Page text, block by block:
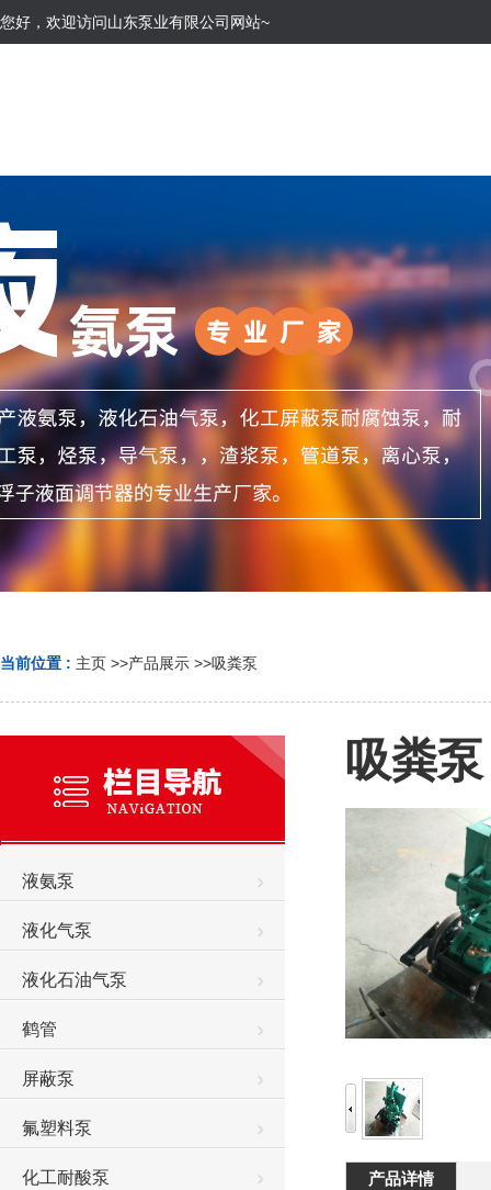
您好，欢迎访问山东泵业有限公司网站~
当前位置 : 主页 >>产品展示 >>吸粪泵
液氨泵
液化气泵
液化石油气泵
鹤管
屏蔽泵
氟塑料泵
化工耐酸泵
吸粪泵
产品详情